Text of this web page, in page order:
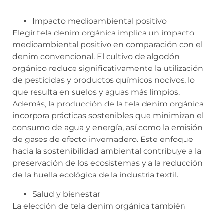
Impacto medioambiental positivo
Elegir tela denim orgánica implica un impacto
medioambiental positivo en comparación con el
denim convencional. El cultivo de algodón
orgánico reduce significativamente la utilización
de pesticidas y productos químicos nocivos, lo
que resulta en suelos y aguas más limpios.
Además, la producción de la tela denim orgánica
incorpora prácticas sostenibles que minimizan el
consumo de agua y energía, así como la emisión
de gases de efecto invernadero. Este enfoque
hacia la sostenibilidad ambiental contribuye a la
preservación de los ecosistemas y a la reducción
de la huella ecológica de la industria textil.
Salud y bienestar
La elección de tela denim orgánica también